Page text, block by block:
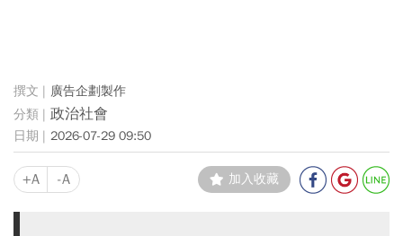
廣告企劃製作
政治社會
2026-07-29 09:50
+A -A 加入收藏